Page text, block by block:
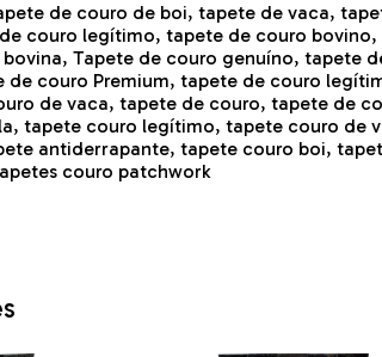
de couro de boi, tapete de vaca,
couro legítimo, tapete de couro
Tapete de couro genuíno, tapete
de couro Premium, tapete de couro
de vaca, tapete de couro, tapete de
tapete couro legítimo, tapete couro de
antiderrapante, tapete couro boi,
couro patchwork